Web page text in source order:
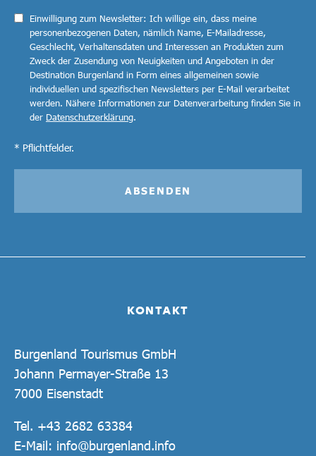
KONTAKT
Burgenland Tourismus GmbH
Johann Permayer-Straße 13
7000 Eisenstadt
Tel. +43 2682 63384
E-Mail: info@burgenland.info
Einwilligung zum Newsletter: Ich willige ein, dass meine
personenbezogenen Daten, nämlich Name, E-Mailadresse,
Geschlecht, Verhaltensdaten und Interessen an Produkten zum
Zweck der Zusendung von Neuigkeiten und Angeboten in der
Destination Burgenland in Form eines allgemeinen sowie
individuellen und spezifischen Newsletters per E-Mail verarbeitet
werden. Nähere Informationen zur Datenverarbeitung finden Sie in
der Datenschutzerklärung.
* Pflichtfelder.
ABSENDEN